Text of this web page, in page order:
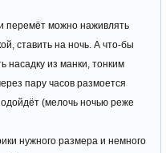
перемёт можно наживлять
ставить на ночь. А что-бы
насадку из манки, тонким
пару часов размоется
(мелочь ночью реже
нужного размера и немного